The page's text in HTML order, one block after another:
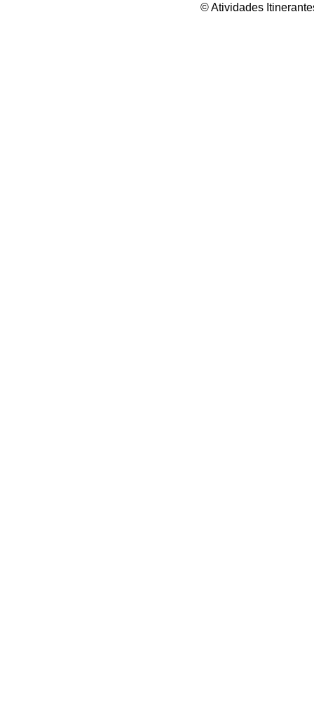
© Atividades